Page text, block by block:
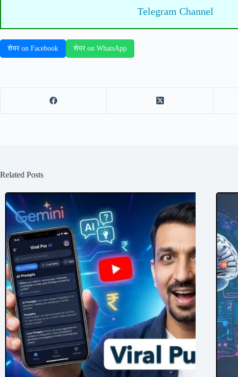
Telegram Channel
शेयर on Facebook शेयर on WhatsApp
Related Posts